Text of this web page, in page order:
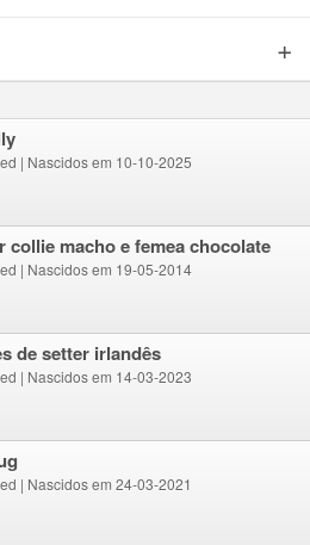
| Nascidos em 10-10-2025
collie macho e femea chocolate
| Nascidos em 19-05-2014
de setter irlandês
| Nascidos em 14-03-2023
| Nascidos em 24-03-2021